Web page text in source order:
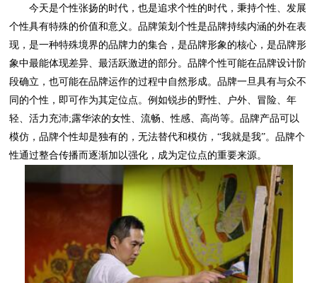
性通过整合传播而逐渐加以强化，成为定位点的重要来源。